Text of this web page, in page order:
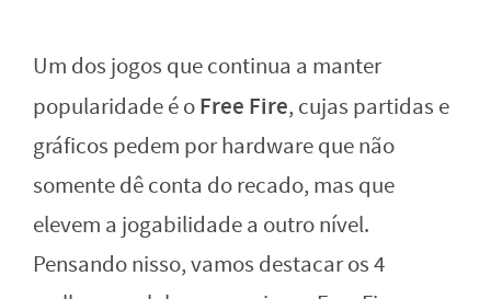
Um dos jogos que continua a manter
popularidade é oFree Fire, cujas partidas e
gráficos pedem por hardware que não
somente dê conta do recado, mas que
elevem a jogabilidade a outro nível.
Pensando nisso, vamos destacar os 4